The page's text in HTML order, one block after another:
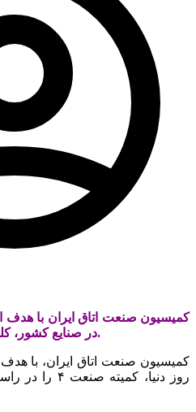
در صنایع کشور، کلینیک صنعت ۴ را راه‌اندازی کرد.
کمیسیون صنعت اتاق ایران، با
روز دنیا،